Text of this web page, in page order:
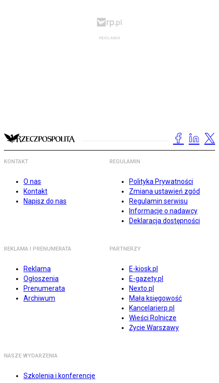
KONTAKT
O nas
Kontakt
Napisz do nas
REGULAMIN
Polityka Prywatności
Zmiana ustawień zgód
Regulamin serwisu
Informacje o nadawcy
Deklaracja dostępności
REKLAMA I PRENUMERATA
Reklama
Ogłoszenia
Prenumerata
Archiwum
PARTNERZY
E-kiosk.pl
E-gazety.pl
Nexto.pl
Mała księgowość
Kancelarierp.pl
Wieści Rolnicze
Życie Warszawy
NASZE WYDARZENIA
Szkolenia i konferencje